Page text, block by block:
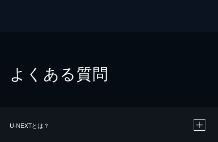
よくある質問
U-NEXTとは？